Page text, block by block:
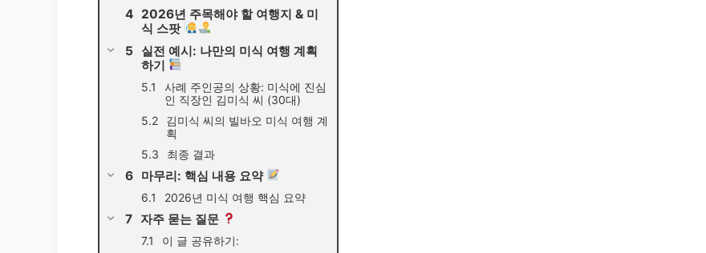
2026년 주목해야 할 여행지 & 미
식 스팟
실전 예시: 나만의 미식 여행 계획
하기
사례 주인공의 상황: 미식에 진심
인 직장인 김미식 씨 (30대)
김미식 씨의 빌바오 미식 여행 계
획
최종 결과
마무리: 핵심 내용 요약
2026년 미식 여행 핵심 요약
자주 묻는 질문
이 글 공유하기: